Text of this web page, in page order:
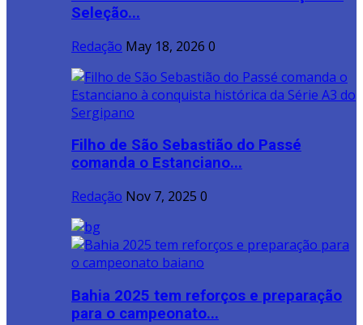
Seleção...
Redação May 18, 2026 0
Filho de São Sebastião do Passé
comanda o Estanciano...
Redação Nov 7, 2025 0
Bahia 2025 tem reforços e preparação
para o campeonato...